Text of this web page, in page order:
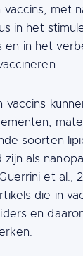
vaccins, met
in het
en in het
vaccins
soorten
als
et al.,
die in
en